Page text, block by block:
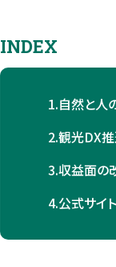
INDEX
1.自然と人
2.観光DX推
3.収益面の
4.公式サイ